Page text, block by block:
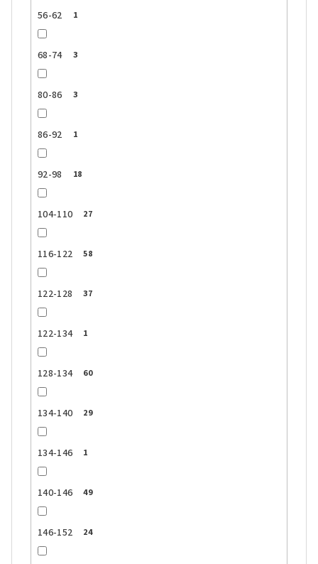
56-62 1
68-74 3
80-86 3
86-92 1
92-98 18
104-110 27
116-122 58
122-128 37
122-134 1
128-134 60
134-140 29
134-146 1
140-146 49
146-152 24